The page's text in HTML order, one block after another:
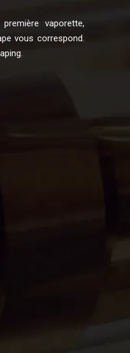
vaporette,
vous correspond.